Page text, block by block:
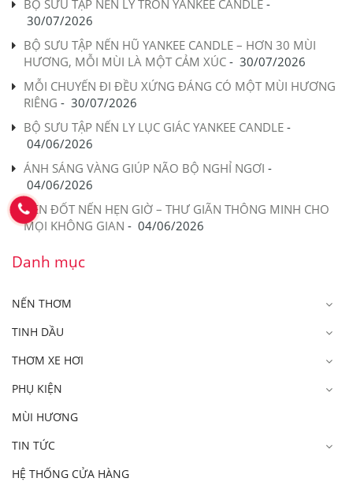
BỘ SƯU TẬP NẾN LY TRÒN YANKEE CANDLE -
30/07/2026
BỘ SƯU TẬP NẾN HŨ YANKEE CANDLE – HƠN 30 MÙI
HƯƠNG, MỖI MÙI LÀ MỘT CẢM XÚC - 30/07/2026
MỖI CHUYẾN ĐI ĐỀU XỨNG ĐÁNG CÓ MỘT MÙI HƯƠNG
RIÊNG - 30/07/2026
BỘ SƯU TẬP NẾN LY LỤC GIÁC YANKEE CANDLE -
04/06/2026
ÁNH SÁNG VÀNG GIÚP NÃO BỘ NGHỈ NGƠI -
04/06/2026
ĐÈN ĐỐT NẾN HẸN GIỜ – THƯ GIÃN THÔNG MINH CHO
MỌI KHÔNG GIAN - 04/06/2026
Danh mục
NẾN THƠM
TINH DẦU
THƠM XE HƠI
PHỤ KIỆN
MÙI HƯƠNG
TIN TỨC
HỆ THỐNG CỬA HÀNG